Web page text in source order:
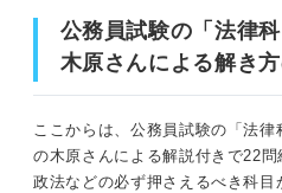
公務員試験の「法律
木原さんによる解き方
ここからは、公務員試験の「法
の木原さんによる解説付きで22
政法などの必ず押さえるべき科目